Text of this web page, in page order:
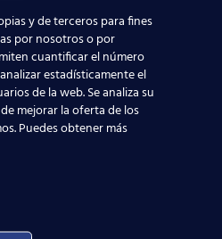
trabajar como
compañía aérea
con la
de nuestro
de Orientación
tu camino paraencontrar
y de terceros para fines
por nosotros o por
cuantificar el número
estadísticamente el
de la web. Se analiza su
mejorar la oferta de los
Puedes obtener más